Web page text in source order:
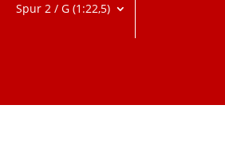
Spur 2 / G (1:22,5)